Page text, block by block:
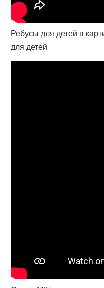
Ребусы для детей в
для детей